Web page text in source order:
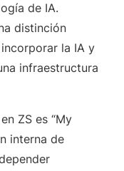
de IA.
distinción
la IA y
infraestructura
ZS es “My
interna de